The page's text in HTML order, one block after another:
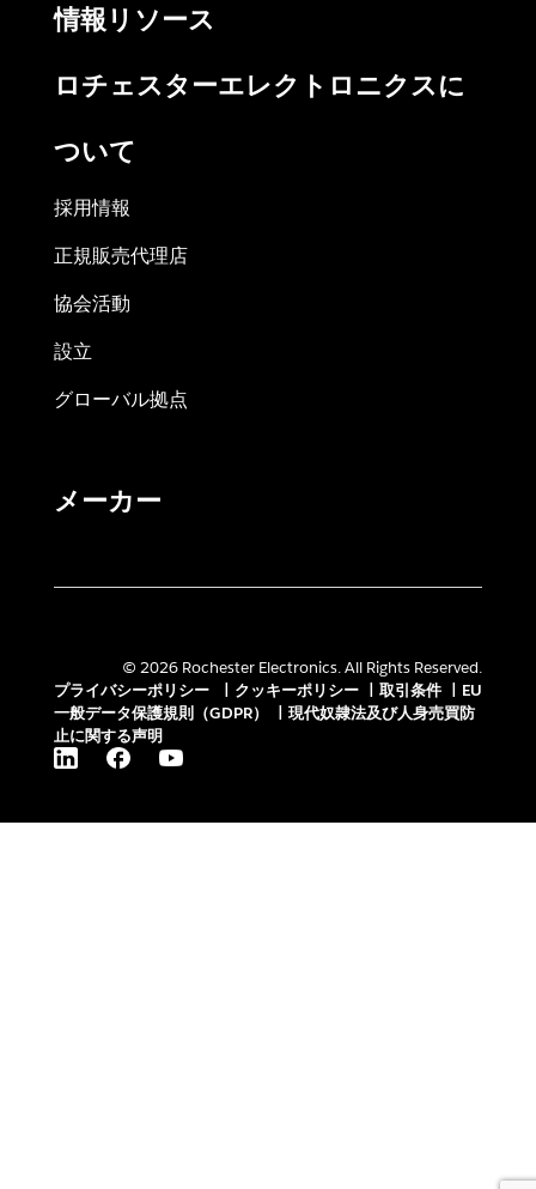
情報リソース
ロチェスターエレクトロニクスに
ついて
採用情報
正規販売代理店
協会活動
設立
グローバル拠点
メーカー
© 2026 Rochester Electronics. All Rights Reserved.
プライバシーポリシー
クッキーポリシー 取引条件
EU
一般データ保護規則（GDPR）
現代奴隷法及び人身売買防
止に関する声明